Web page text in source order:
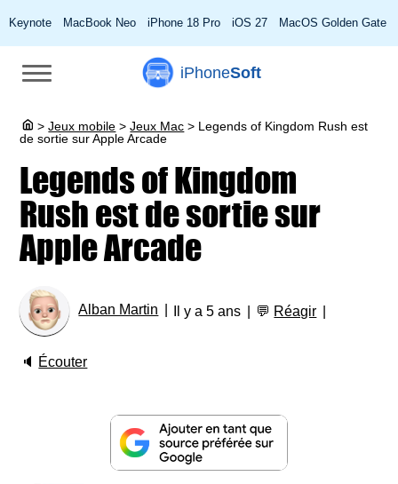
Keynote MacBook Neo iPhone 18 Pro iOS 27 MacOS Golden Gate
iPhoneSoft
> Jeux mobile > Jeux Mac > Legends of Kingdom Rush est
de sortie sur Apple Arcade
Legends of Kingdom
Rush est de sortie sur
Apple Arcade
Alban Martin Il y a 5 ans 💬 Réagir
🔈 Écouter